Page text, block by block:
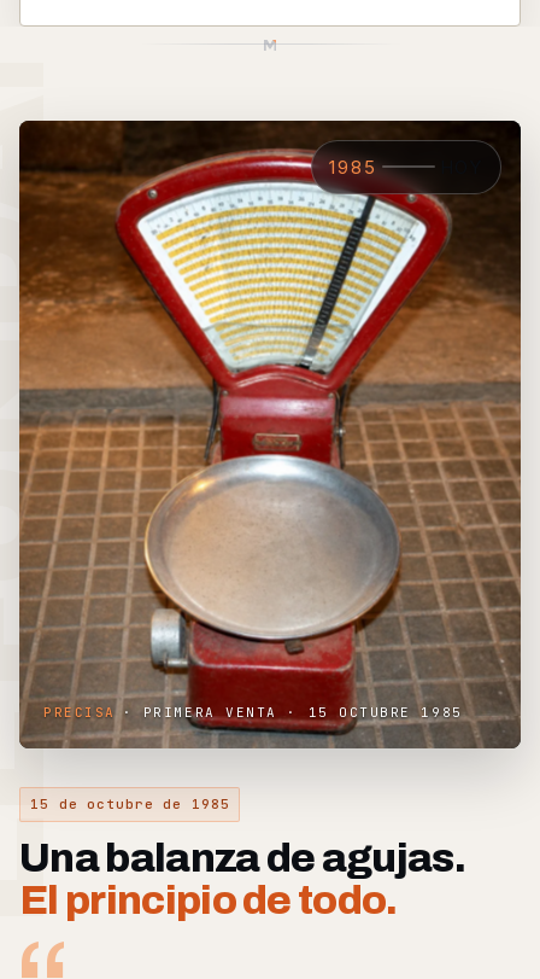
PRECISA · PRIMERA VENTA · 15 OCTUBRE 1985
KRETZ · LA MISMA ATENCIÓN, HOY CON TICKET
1985
15 de octubre de 1985
Una balanza de agujas.
El principio de todo.